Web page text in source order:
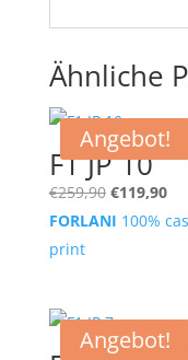
Ähnliche
Angebot!
F1 JP 10
€259,90
Preis
€119,90
FORLANI 100%
print
Angebot!